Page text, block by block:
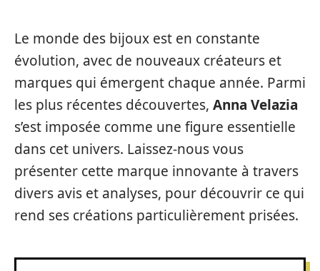
Le monde des bijoux est en constante
évolution, avec de nouveaux créateurs et
marques qui émergent chaque année. Parmi
les plus récentes découvertes, Anna Velazia
s’est imposée comme une figure essentielle
dans cet univers. Laissez-nous vous
présenter cette marque innovante à travers
divers avis et analyses, pour découvrir ce qui
rend ses créations particulièrement prisées.